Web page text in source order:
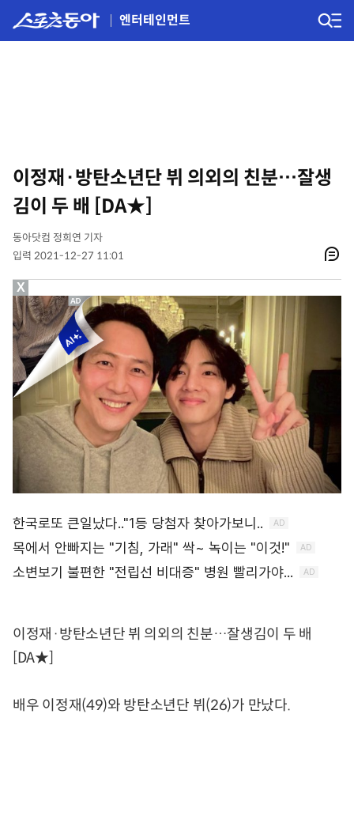
엔터테인먼트
이정재·방탄소년단 뷔 의외의 친분…잘생
김이 두 배 [DA★]
동아닷컴 정희연 기자
입력 2021-12-27 11:01
이정재·방탄소년단 뷔 의외의 친분…잘생김이 두 배
[DA★]
배우 이정재(49)와 방탄소년단 뷔(26)가 만났다.
X